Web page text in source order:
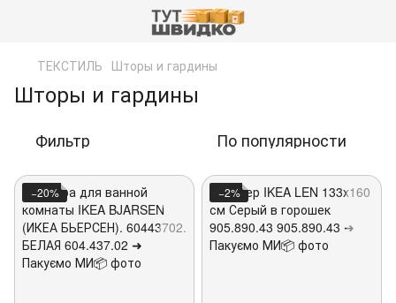
ТЕКСТИЛЬ Шторы и гардины
Шторы и гардины
Фильтр По популярности
−20% −2%